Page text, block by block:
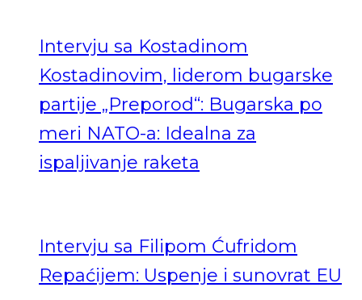
Intervju sa Kostadinom
Kostadinovim, liderom bugarske
partije „Preporod“: Bugarska po
meri NATO-a: Idealna za
ispaljivanje raketa
Intervju sa Filipom Ćufridom
Repaćijem: Uspenje i sunovrat EU